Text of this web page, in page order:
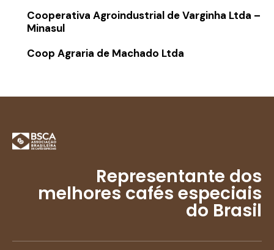
Cooperativa Agroindustrial de Varginha Ltda –
Minasul
Coop Agraria de Machado Ltda
Representante dos
melhores cafés especiais
do Brasil